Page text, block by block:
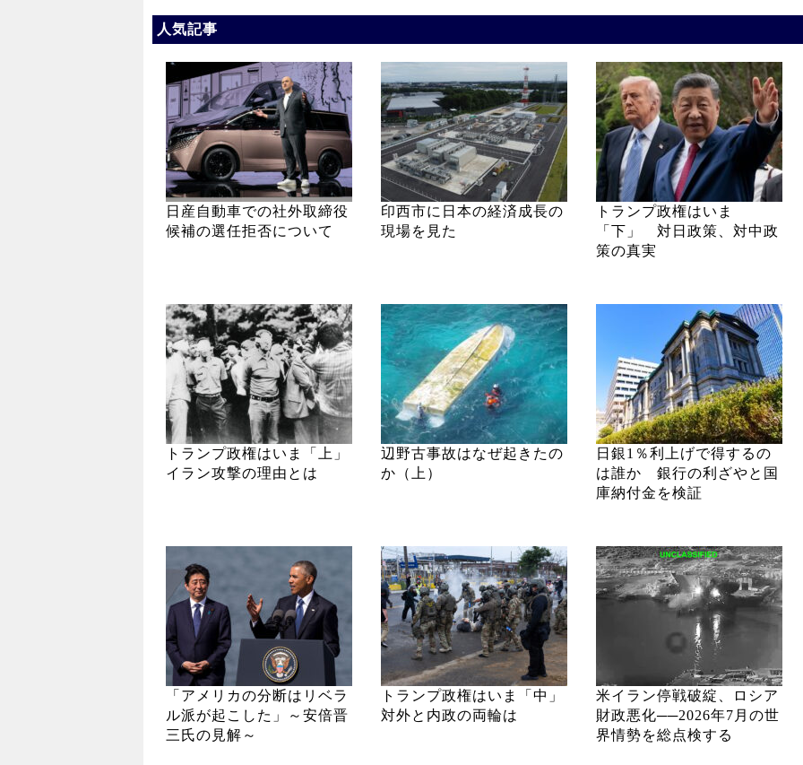
人気記事
日産自動車での社外取締役
候補の選任拒否について
印西市に日本の経済成長の
現場を見た
トランプ政権はいま
「下」 対日政策、対中政
策の真実
トランプ政権はいま「上」
イラン攻撃の理由とは
辺野古事故はなぜ起きたの
か（上）
日銀1％利上げで得するの
は誰か 銀行の利ざやと国
庫納付金を検証
「アメリカの分断はリベラ
ル派が起こした」～安倍晋
三氏の見解～
トランプ政権はいま「中」
対外と内政の両輪は
米イラン停戦破綻、ロシア
財政悪化──2026年7月の世
界情勢を総点検する